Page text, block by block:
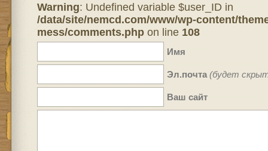
Warning: Undefined variable $user_ID in
/data/site/nemcd.com/www/wp-content/
mess/comments.phpon line 108
Имя
Эл.почта (будет
Ваш сайт